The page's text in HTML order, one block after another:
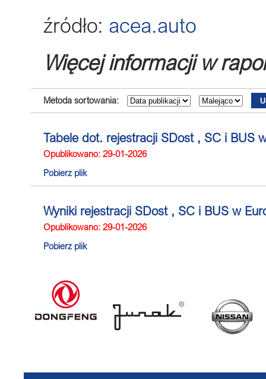
źródło: acea.auto
Więcej informacji w
Metoda sortowania:
Tabele dot. rejestracji SDost , SC i BUS
Opublikowano: 29-01-2026
Pobierz plik
Wyniki rejestracji SDost , SC i BUS w
Opublikowano: 29-01-2026
Pobierz plik